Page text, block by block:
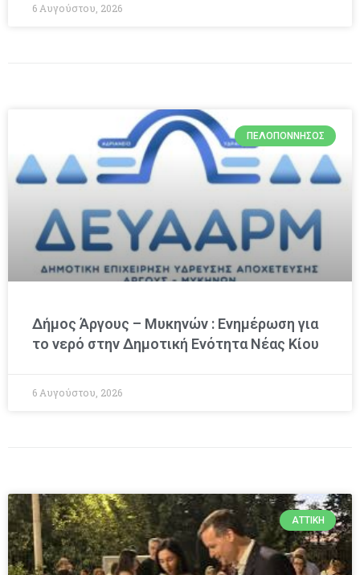
6 Αυγούστου, 2026
ΠΕΛΟΠΌΝΝΗΣΟΣ
Δήμος Άργους – Μυκηνών : Ενημέρωση για
το νερό στην Δημοτική Ενότητα Νέας Κίου
6 Αυγούστου, 2026
ΑΤΤΙΚΉ